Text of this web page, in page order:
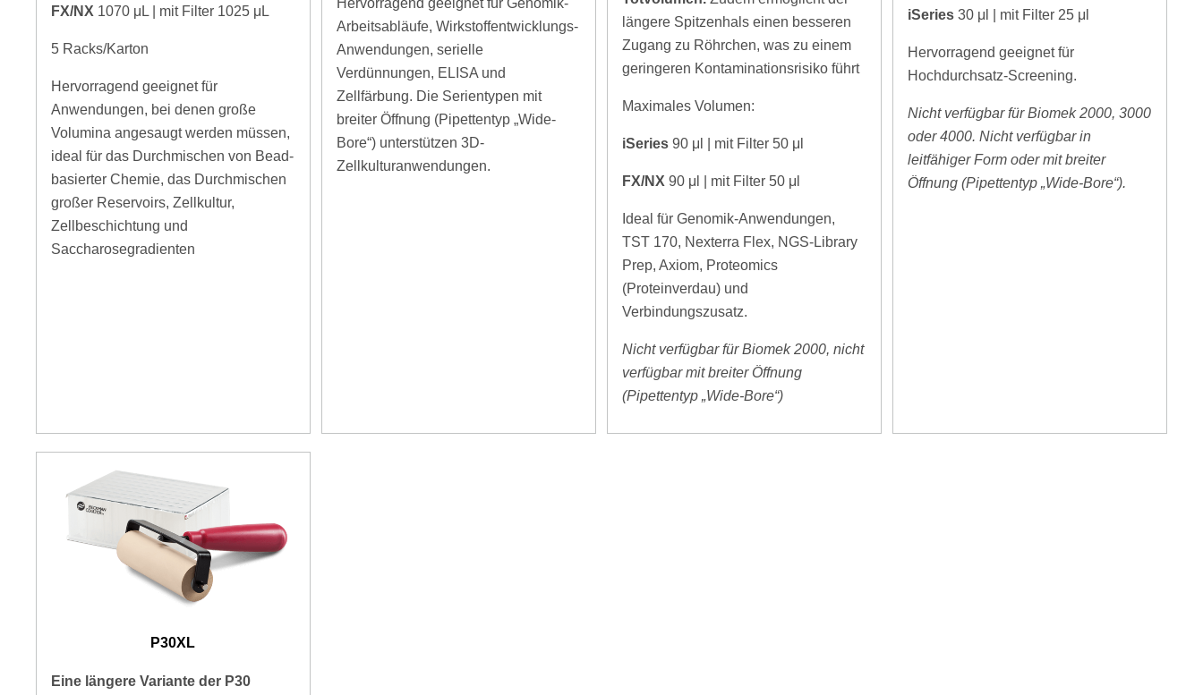
FX/NX 1070 μL | mit Filter 1025 μL
5 Racks/Karton
Hervorragend geeignet für
Anwendungen, bei denen große
Volumina angesaugt werden müssen,
ideal für das Durchmischen von Bead-
basierter Chemie, das Durchmischen
großer Reservoirs, Zellkultur,
Zellbeschichtung und
Saccharosegradienten
Hervorragend geeignet für Genomik-
Arbeitsabläufe, Wirkstoffentwicklungs-
Anwendungen, serielle
Verdünnungen, ELISA und
Zellfärbung. Die Serientypen mit
breiter Öffnung (Pipettentyp „Wide-
Bore“) unterstützen 3D-
Zellkulturanwendungen.
längere Spitzenhals einen besseren
Zugang zu Röhrchen, was zu einem
geringeren Kontaminationsrisiko führt
Maximales Volumen:
iSeries 90 μl | mit Filter 50 μl
FX/NX 90 μl | mit Filter 50 μl
Ideal für Genomik-Anwendungen,
TST 170, Nexterra Flex, NGS-Library
Prep, Axiom, Proteomics
(Proteinverdau) und
Verbindungszusatz.
Nicht verfügbar für Biomek 2000, nicht
verfügbar mit breiter Öffnung
(Pipettentyp „Wide-Bore“)
iSeries 30 μl | mit Filter 25 μl
Hervorragend geeignet für
Hochdurchsatz-Screening.
Nicht verfügbar für Biomek 2000, 3000
oder 4000. Nicht verfügbar in
leitfähiger Form oder mit breiter
Öffnung (Pipettentyp „Wide-Bore“).
P30XL
Eine längere Variante der P30